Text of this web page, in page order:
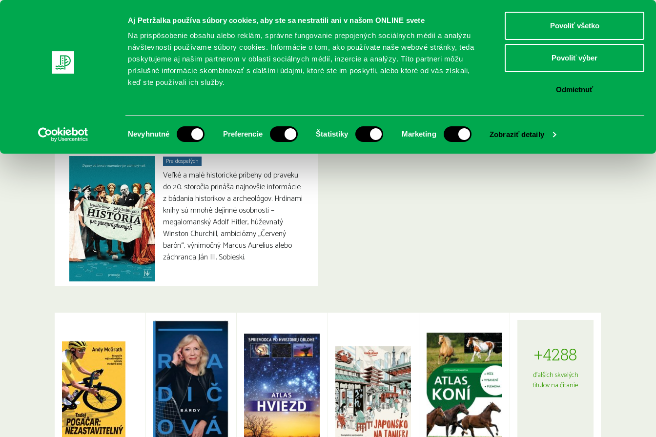
Aj Petržalka používa súbory cookies, aby ste sa nestratili ani v našom ONLINE svete
Na prispôsobenie obsahu alebo reklám, správne fungovanie prepojených sociálnych médií a analýzu
návštevnosti používame súbory cookies. Informácie o tom, ako používate naše webové stránky, teda
poskytujeme aj našim partnerom v oblasti sociálnych médií, inzercie a analýzy. Títo partneri môžu
príslušné informácie skombinovať s ďalšími údajmi, ktoré ste im poskytli, alebo ktoré od vás získali,
keď ste používali ich služby.
súhlasu
Nevyhnutné Preferencie Štatistiky Marketing Zobraziť detaily
Povoliť všetko
Povoliť výber
Odmietnuť
DOSPELÍ
REGISTRUJTE SA ONLINE KATALÓGY SLUŽBY PODUJATIA POBOČKY O KNIŽNICI
Kovár, Branislav: História pre zaneprázdnených
Pre dospelých
Veľké a malé historické príbehy od praveku
do 20. storočia prináša najnovšie informácie
z bádania historikov a archeológov. Hrdinami
knihy sú mnohé dejinné osobnosti –
megalomanský Adolf Hitler, húževnatý
Winston Churchill, ambiciózny „Červený
barón“, výnimočný Marcus Aurelius alebo
záchranca Ján III. Sobieski.
+4288
ďalších skvelých
titulov na čítanie